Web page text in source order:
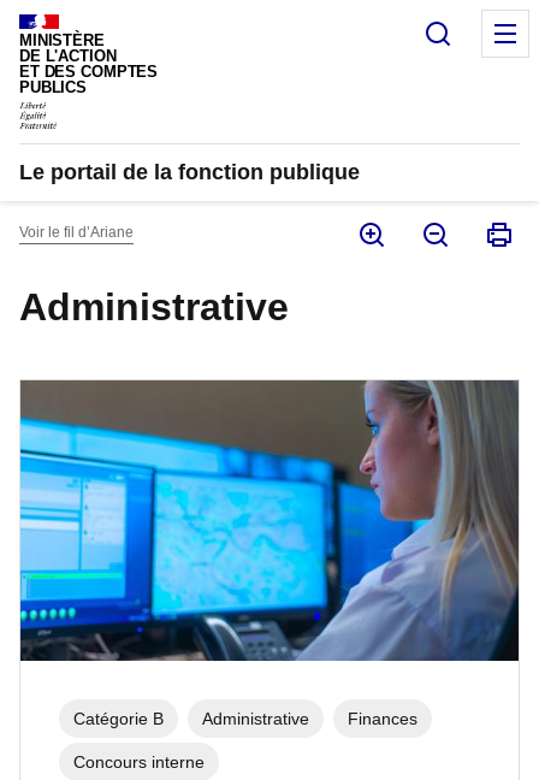
Panneau de gestion des cookies
MINISTÈRE
DE L'ACTION
ET DES COMPTES
PUBLICS
Le portail de la fonction publique
Voir le fil d’Ariane
Administrative
Catégorie B Administrative Finances
Concours interne